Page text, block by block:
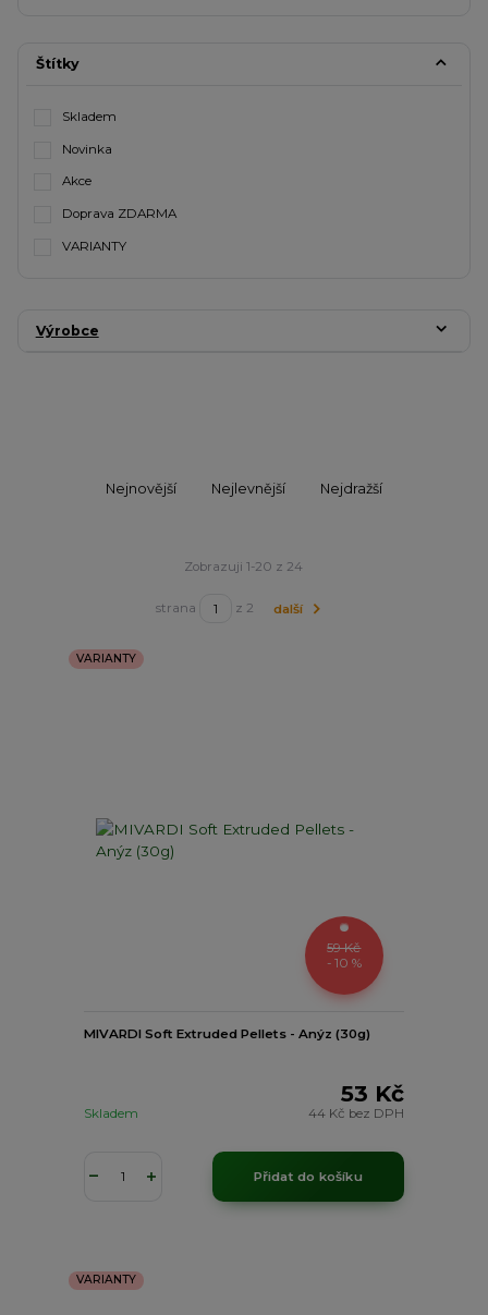
Štítky
Skladem
Novinka
Akce
Doprava ZDARMA
VARIANTY
Výrobce
Nejnovější Nejlevnější Nejdražší
Zobrazuji 1-20 z 24
strana z 2 další
VARIANTY
59 Kč
- 10 %
MIVARDI Soft Extruded Pellets - Anýz (30g)
53 Kč
44 Kč bez DPH
Skladem
Přidat do košíku
VARIANTY